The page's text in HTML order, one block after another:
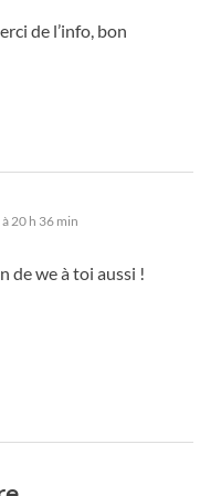
de l’info, bon
20 h 36 min
de we à toi aussi !